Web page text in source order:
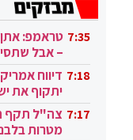
7:35 טראמפ:
– אבל
בעזה 7:18 דיווח
יתקוף את
בקטאר" 7:17 צה"ל תקף
מטרות